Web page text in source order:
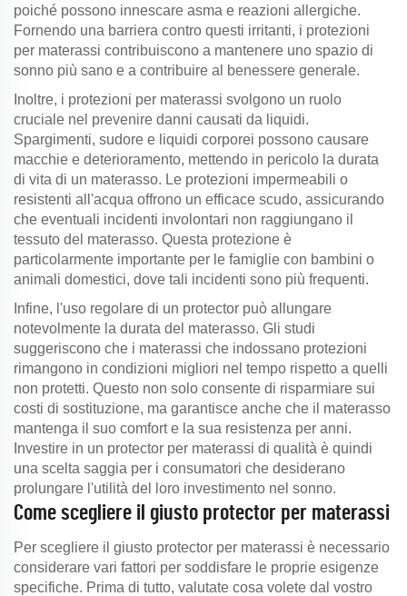
poiché possono innescare asma e reazioni allergiche.
Fornendo una barriera contro questi irritanti, i protezioni
per materassi contribuiscono a mantenere uno spazio di
sonno più sano e a contribuire al benessere generale.
Inoltre, i protezioni per materassi svolgono un ruolo
cruciale nel prevenire danni causati da liquidi.
Spargimenti, sudore e liquidi corporei possono causare
macchie e deterioramento, mettendo in pericolo la durata
di vita di un materasso. Le protezioni impermeabili o
resistenti all'acqua offrono un efficace scudo, assicurando
che eventuali incidenti involontari non raggiungano il
tessuto del materasso. Questa protezione è
particolarmente importante per le famiglie con bambini o
animali domestici, dove tali incidenti sono più frequenti.
Infine, l'uso regolare di un protector può allungare
notevolmente la durata del materasso. Gli studi
suggeriscono che i materassi che indossano protezioni
rimangono in condizioni migliori nel tempo rispetto a quelli
non protetti. Questo non solo consente di risparmiare sui
costi di sostituzione, ma garantisce anche che il materasso
mantenga il suo comfort e la sua resistenza per anni.
Investire in un protector per materassi di qualità è quindi
una scelta saggia per i consumatori che desiderano
prolungare l'utilità del loro investimento nel sonno.
Come scegliere il giusto protector per materassi
Per scegliere il giusto protector per materassi è necessario
considerare vari fattori per soddisfare le proprie esigenze
specifiche. Prima di tutto, valutate cosa volete dal vostro